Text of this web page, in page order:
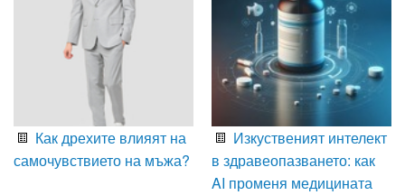
Как дрехите влияят на
самочувствието на мъжа?
Изкуственият интелект
в здравеопазването: как
AI променя медицината